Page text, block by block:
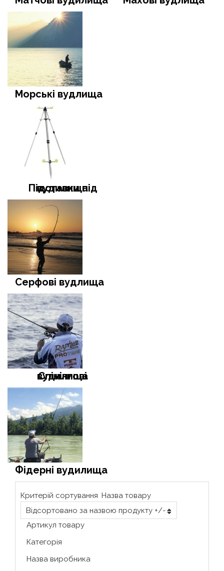
Морські вудлища
Підставки під вудилища
Серфові вудлища
Спінінгові вудилища
Фідерні вудилища
Критерій сортування
Відсортовано за назвою продукту +/-
Назва товару
Артикул товару
Категорія
Назва виробника